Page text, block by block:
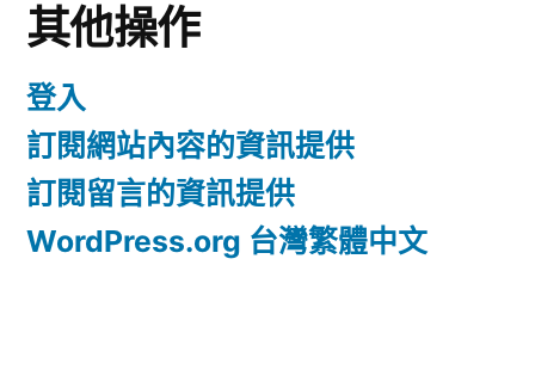
其他操作
登入
訂閱網站內容的資訊提供
訂閱留言的資訊提供
WordPress.org 台灣繁體中文